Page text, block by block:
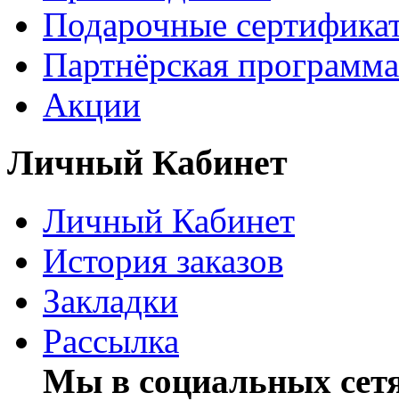
Подарочные
Партнёрская программа
Акции
Личный Кабинет
Личный Кабинет
История заказов
Закладки
Рассылка
Мы в социальных